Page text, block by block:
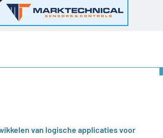
van logische applicaties voor